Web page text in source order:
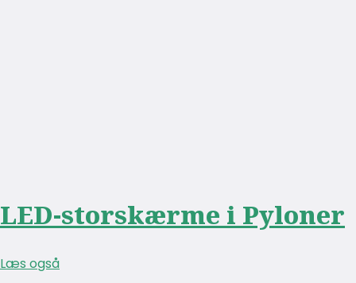
LED-storskærme i Pyloner
Læs også